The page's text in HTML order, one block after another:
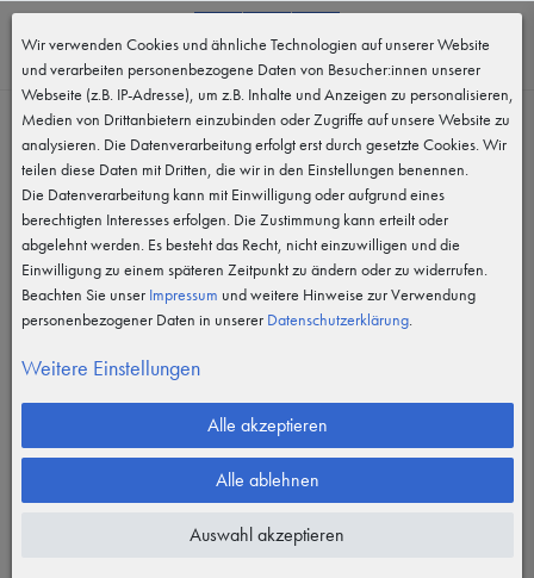
MENÜ
Suchergebnisse für: Ziegler
Keine Suchergebnisse für "Ziegler"
gefunden.
Wir verwenden Cookies und ähnliche Technologien auf unserer Website
und verarbeiten personenbezogene Daten von Besucher:innen unserer
Webseite (z.B. IP-Adresse), um z.B. Inhalte und Anzeigen zu personalisieren,
Medien von Drittanbietern einzubinden oder Zugriffe auf unsere Website zu
analysieren. Die Datenverarbeitung erfolgt erst durch gesetzte Cookies. Wir
teilen diese Daten mit Dritten, die wir in den Einstellungen benennen.
Die Datenverarbeitung kann mit Einwilligung oder aufgrund eines
berechtigten Interesses erfolgen. Die Zustimmung kann erteilt oder
abgelehnt werden. Es besteht das Recht, nicht einzuwilligen und die
Einwilligung zu einem späteren Zeitpunkt zu ändern oder zu widerrufen.
Beachten Sie unser Impressum und weitere Hinweise zur Verwendung
personenbezogener Daten in unserer Daten­schutz­erklärung.
Weitere Einstellungen
Alle akzeptieren
Alle ablehnen
Auswahl akzeptieren